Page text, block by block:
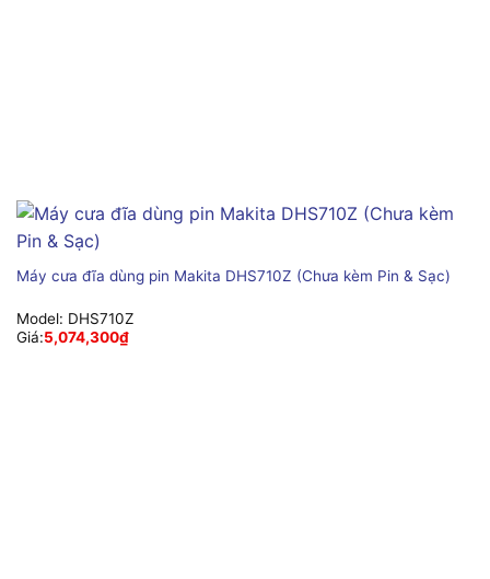
Máy cưa đĩa dùng pin Makita DHS710Z (Chưa kèm Pin & Sạc)
Model: DHS710Z
Giá:5,074,300₫